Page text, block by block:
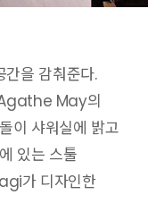
을 감춰준다.
Agathe May의
이 샤워실에 밝고
있는 스툴
가 디자인한